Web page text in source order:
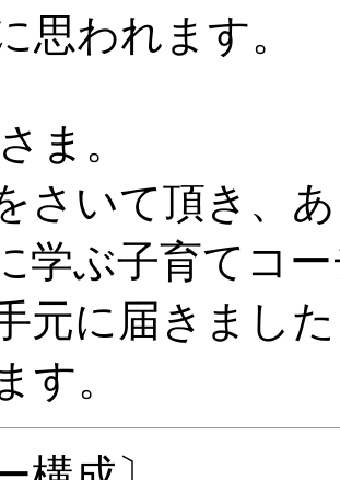
思われます。
ま。
さいて頂き、
に学ぶ子育てコ
元に届きまし
す。